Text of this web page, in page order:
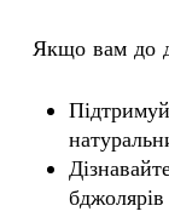
Якщо вам до